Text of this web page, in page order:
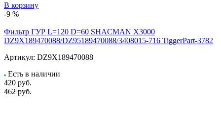
В корзину
-9 %
Фильтр ГУР L=120 D=60 SHACMAN X3000
DZ9X189470088/DZ95189470088/3408015-716 TiggerPart-3782
Артикул: DZ9X189470088
Есть в наличии
420 руб.
462 руб.